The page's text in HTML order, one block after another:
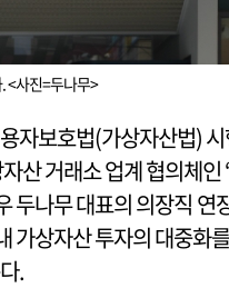
<사진=두나무>
자보호법(가상자산법)
산 거래소 업계 협의체인
두나무 대표의 의장직 연
가상자산 투자의 대중화
.